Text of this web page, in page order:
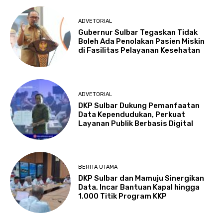
ADVETORIAL
Gubernur Sulbar Tegaskan Tidak
Boleh Ada Penolakan Pasien Miskin
di Fasilitas Pelayanan Kesehatan
ADVETORIAL
DKP Sulbar Dukung Pemanfaatan
Data Kependudukan, Perkuat
Layanan Publik Berbasis Digital
BERITA UTAMA
DKP Sulbar dan Mamuju Sinergikan
Data, Incar Bantuan Kapal hingga
1.000 Titik Program KKP